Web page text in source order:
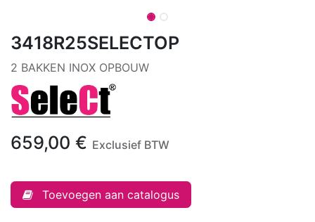
3418R25SELECTOP
2 BAKKEN INOX OPBOUW
659,00 € Exclusief BTW
Toevoegen aan catalogus